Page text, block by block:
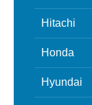
Hitachi
Honda
Hyundai